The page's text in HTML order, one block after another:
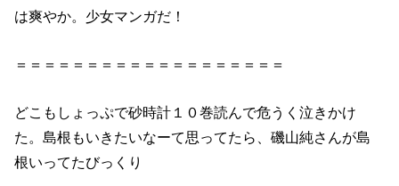
は爽やか。少女マンガだ！
＝＝＝＝＝＝＝＝＝＝＝＝＝＝＝＝＝＝＝
どこもしょっぷで砂時計１０巻読んで危うく泣きかけ
た。島根もいきたいなーて思ってたら、磯山純さんが島
根いってたびっくり